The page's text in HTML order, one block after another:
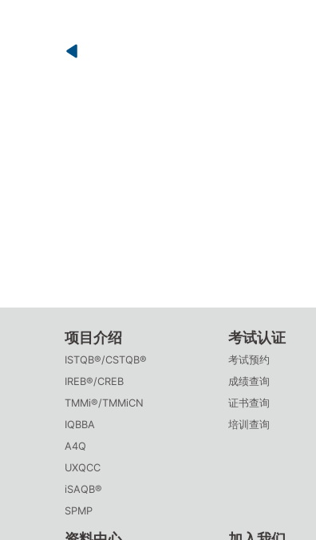
项目介绍
ISTQB®/CSTQB®
IREB®/CREB
TMMi®/TMMiCN
IQBBA
A4Q
UXQCC
iSAQB®
SPMP
考试认证
考试预约
成绩查询
证书查询
培训查询